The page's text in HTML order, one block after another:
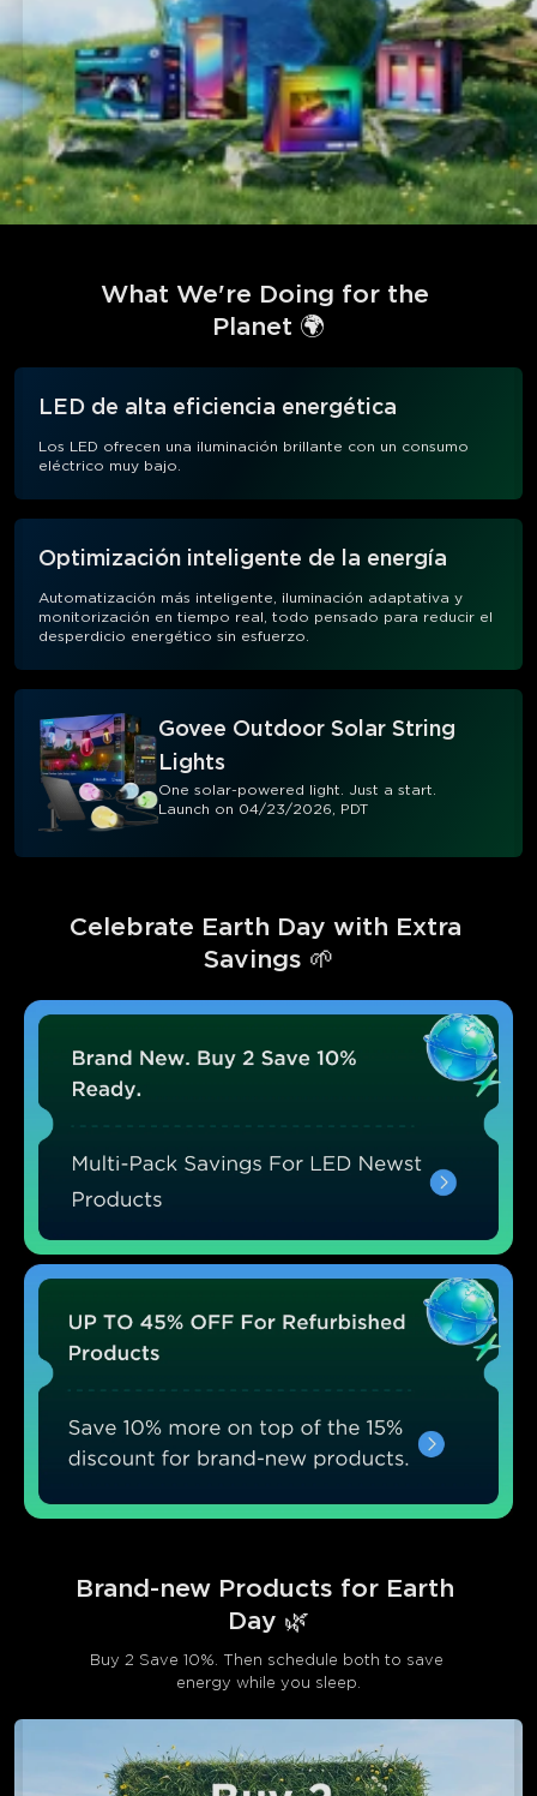
What We're Doing for the
Planet 🌍
LED de alta eficiencia energética
Los LED ofrecen una iluminación brillante con un consumo
eléctrico muy bajo.
Optimización inteligente de la energía
Automatización más inteligente, iluminación adaptativa y
monitorización en tiempo real, todo pensado para reducir el
desperdicio energético sin esfuerzo.
Govee Outdoor Solar String
Lights
One solar-powered light. Just a start.
Launch on 04/23/2026, PDT
Celebrate Earth Day with Extra
Savings 🌱
Brand-new Products for Earth
Day 🌿
Buy 2 Save 10%. Then schedule both to save
energy while you sleep.